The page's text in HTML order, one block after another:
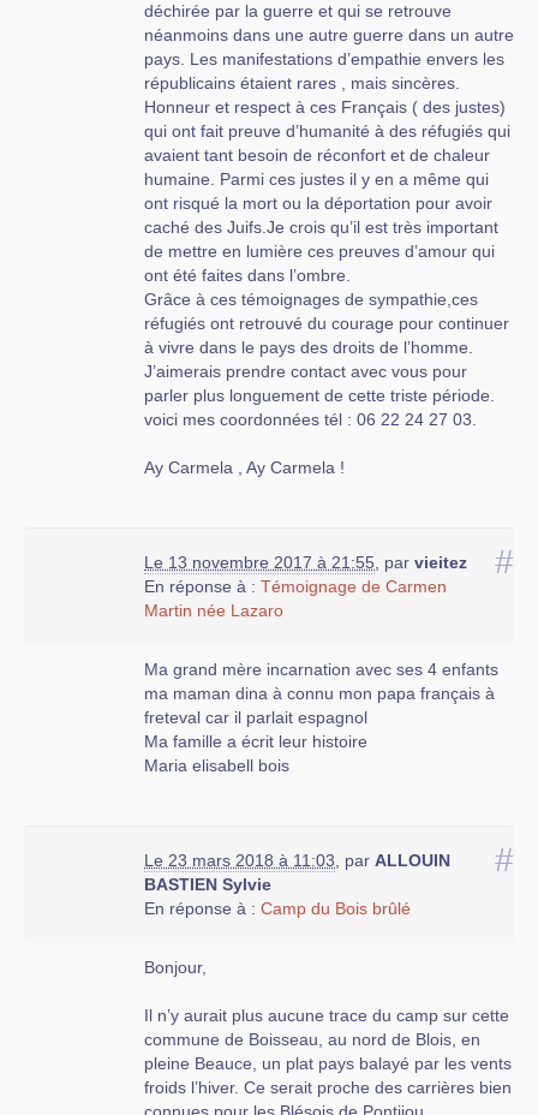
déchirée par la guerre et qui se retrouve
néanmoins dans une autre guerre dans un autre
pays. Les manifestations d’empathie envers les
républicains étaient rares , mais sincères.
Honneur et respect à ces Français ( des justes)
qui ont fait preuve d’humanité à des réfugiés qui
avaient tant besoin de réconfort et de chaleur
humaine. Parmi ces justes il y en a même qui
ont risqué la mort ou la déportation pour avoir
caché des Juifs.Je crois qu’il est très important
de mettre en lumière ces preuves d’amour qui
ont été faites dans l’ombre.
Grâce à ces témoignages de sympathie,ces
réfugiés ont retrouvé du courage pour continuer
à vivre dans le pays des droits de l’homme.
J’aimerais prendre contact avec vous pour
parler plus longuement de cette triste période.
voici mes coordonnées tél : 06 22 24 27 03.
Ay Carmela , Ay Carmela !
#
Le 13 novembre 2017 à 21:55 par vieitez
En réponse à : Témoignage de Carmen
Martin née Lazaro
Ma grand mère incarnation avec ses 4 enfants
ma maman dina à connu mon papa français à
freteval car il parlait espagnol
Ma famille a écrit leur histoire
Maria elisabell bois
#
Le 23 mars 2018 à 11:03 par ALLOUIN
BASTIEN Sylvie
En réponse à : Camp du Bois brûlé
Bonjour,
Il n’y aurait plus aucune trace du camp sur cette
commune de Boisseau, au nord de Blois, en
pleine Beauce, un plat pays balayé par les vents
froids l’hiver. Ce serait proche des carrières bien